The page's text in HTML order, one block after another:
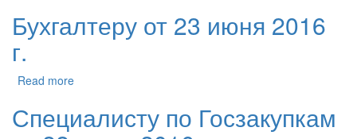
Бухгалтеру от 23 июня 2016
г.
Read more
Специалисту по Госзакупкам